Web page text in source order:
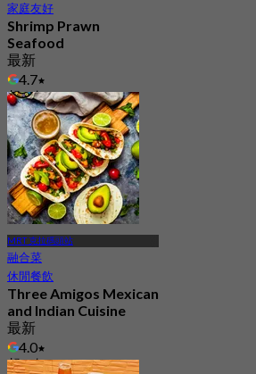
家庭友好
Shrimp Prawn
Seafood
最新
4.7
起S$ 43.75
MRT 克拉碼頭站
融合菜
休閒餐飲
Three Amigos Mexican
and Indian Cuisine
最新
4.0
起S$ 27.5